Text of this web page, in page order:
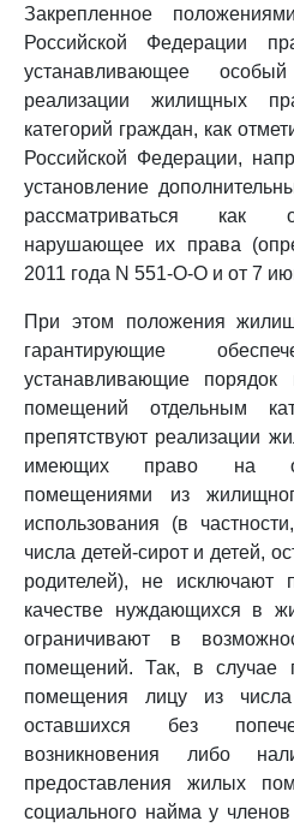
Закрепленное
Российской Федерации
устанавливающее
реализации жилищных
категорий граждан, как
Российской Федерации,
установление
рассматриваться как
нарушающее их права
2011 года N 551-О-О и от 7
При этом положения
гарантирующие
устанавливающие порядок
помещений отдельным
препятствуют реализации
имеющих право на
помещениями из
использования (в
числа детей-сирот и детей,
родителей), не исключают
качестве нуждающихся в
ограничивают в
помещений. Так, в случае
помещения лицу из
оставшихся без
возникновения либо
предоставления жилых
социального найма у